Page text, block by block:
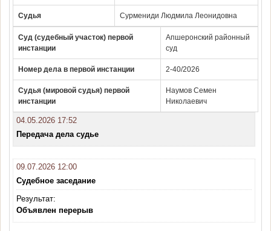
Судья Сурмениди Людмила Леонидовна
Суд (судебный участок) первой
инстанции
Апшеронский районный
суд
Номер дела в первой инстанции 2-40/2026
Судья (мировой судья) первой
инстанции
Наумов Семен
Николаевич
04.05.2026 17:52
Передача дела судье
09.07.2026 12:00
Судебное заседание
Результат:
Объявлен перерыв